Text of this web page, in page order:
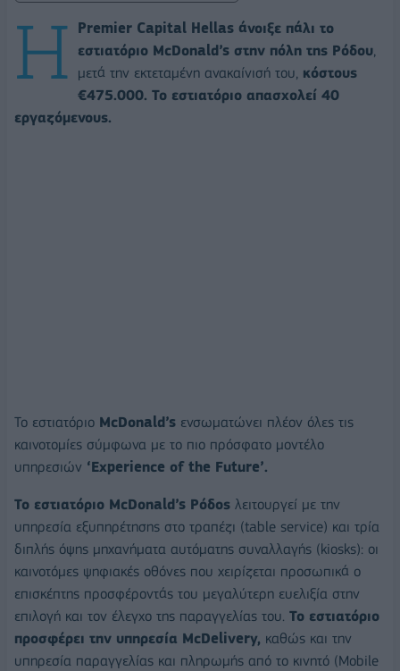
Η
Premier Capital Hellas άνοιξε πάλι το
εστιατόριο McDonald’s στην πόλη της Ρόδου,
μετά την εκτεταμένη ανακαίνισή του, κόστους
€475.000. Το εστιατόριο απασχολεί 40
εργαζόμενους.
Το εστιατόριο McDonald’s ενσωματώνει πλέον όλες τις
καινοτομίες σύμφωνα με το πιο πρόσφατο μοντέλο
υπηρεσιών ‘Experience of the Future’.
Το εστιατόριο McDonald’s Ρόδος λειτουργεί με την
υπηρεσία εξυπηρέτησης στο τραπέζι (table service) και τρία
διπλής όψης μηχανήματα αυτόματης συναλλαγής (kiosks): οι
καινοτόμες ψηφιακές οθόνες που χειρίζεται προσωπικά ο
επισκέπτης προσφέροντάς του μεγαλύτερη ευελιξία στην
επιλογή και τον έλεγχο της παραγγελίας του. Το εστιατόριο
προσφέρει την υπηρεσία McDelivery, καθώς και την
υπηρεσία παραγγελίας και πληρωμής από το κινητό (Mobile